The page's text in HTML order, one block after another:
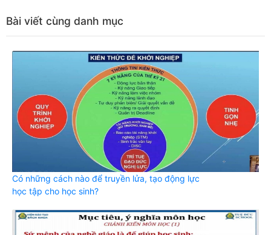
Bài viết cùng danh mục
Có những cách nào để truyền lửa, tạo động lực
học tập cho học sinh?